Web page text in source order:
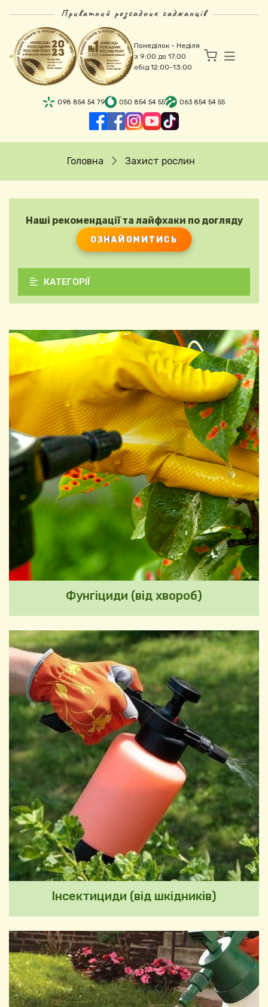
Приватний розсадник саджанців
Понеділок - Неділя
з 9:00 до 17:00
обід 12:00-13:00
098 854 54 79 050 854 54 55 063 854 54 55
Рядок навіґації
Головна Захист рослин
Наші рекомендації та лайфхаки по догляду
ОЗНАЙОМИТИСЬ
КАТЕГОРІЇ
Фунгіциди (від хвороб)
Інсектициди (від шкідників)